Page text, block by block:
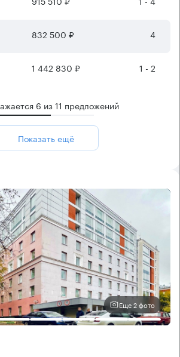
832 500 ₽ 4
1 442 830 ₽ 1 - 2
6 из11 предложений
Показать ещё
Еще 2 фото